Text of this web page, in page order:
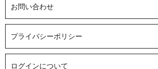
お問い合わせ
プライバシーポリシー
ログインについて